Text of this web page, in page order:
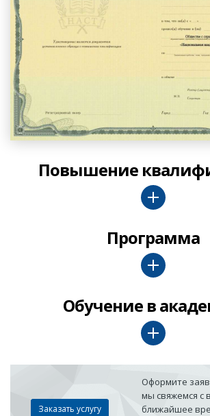
Повышение
Программа
Обучение в
Заказать услугу
Оформите
мы свяжемся с
ближайшее